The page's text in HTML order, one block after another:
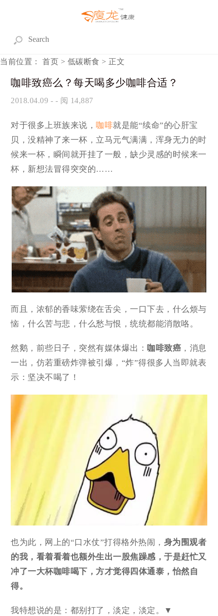
当前位置： 首页 > 低碳断食 > 正文
咖啡致癌么？每天喝多少咖啡合适？
2018.04.09 - - 阅 14,887
对于很多上班族来说，咖啡就是能“续命”的心肝宝
贝，没精神了来一杯，立马元气满满，浑身无力的时
候来一杯，瞬间就开挂了一般，缺少灵感的时候来一
杯，新想法冒得突突的……
而且，浓郁的香味萦绕在舌尖，一口下去，什么烦与
恼，什么苦与悲，什么愁与恨，统统都能消散咯。
然鹅，前些日子，突然有媒体爆出： 咖啡致癌 ，消息
一出，仿若重磅炸弹被引爆，“炸”得很多人当即就表
示：坚决不喝了！
也为此，网上的“口水仗”打得格外热闹， 身为围观者
的我，看着看着也额外生出一股焦躁感，于是赶忙又
冲了一大杯咖啡喝下，方才觉得四体通泰，怡然自
得。
我特想说的是：都别打了，淡定，淡定。▼